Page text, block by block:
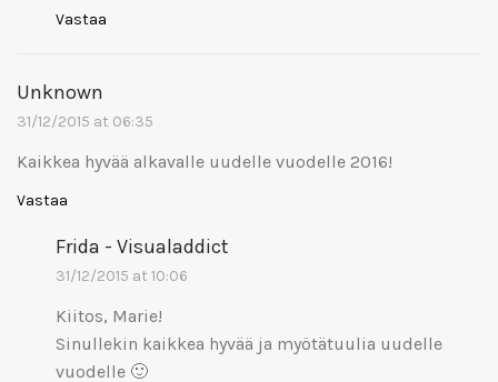
Vastaa
Unknown
31/12/2015 at 06:35
Kaikkea hyvää alkavalle uudelle vuodelle 2016!
Vastaa
Frida - Visualaddict
31/12/2015 at 10:06
Kiitos, Marie!
Sinullekin kaikkea hyvää ja myötätuulia uudelle
vuodelle 🙂